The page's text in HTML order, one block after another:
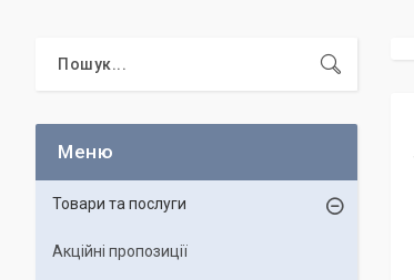
Товари та послуги
Акційні пропозиції